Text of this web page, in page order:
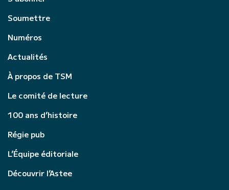
Soumettre
Numéros
Actualités
À propos de TSM
Le comité de lecture
100 ans d’histoire
Régie pub
L’Équipe éditoriale
Découvrir l’Astee